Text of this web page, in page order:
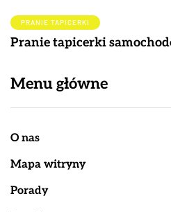
PRANIE TAPICERKI
Pranie tapicerki
Menu główne
O nas
Mapa witryny
Porady